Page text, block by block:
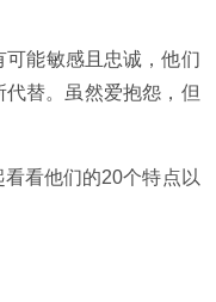
可能敏感且忠诚，他们
替。虽然爱抱怨，但
看他们的20个特点以